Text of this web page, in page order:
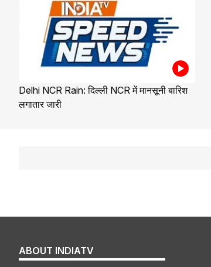
Delhi NCR Rain: दिल्ली NCR में मानसूनी बारिश
लगातार जारी
ABOUT INDIATV